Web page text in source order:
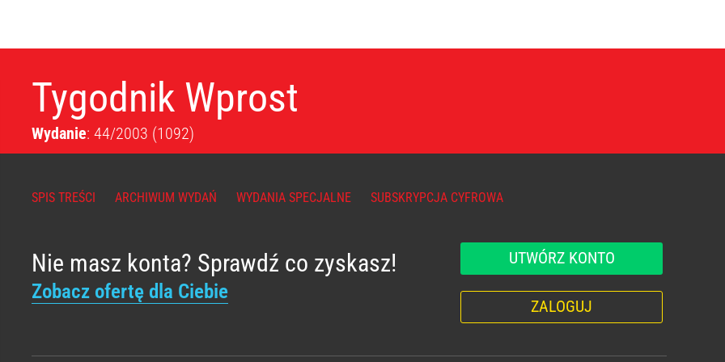
Tygodnik Wprost
Wydanie: 44/2003 (1092)
SPIS TREŚCI ARCHIWUM WYDAŃ WYDANIA SPECJALNE SUBSKRYPCJA CYFROWA
Nie masz konta? Sprawdź co zyskasz!
Zobacz ofertę dla Ciebie
UTWÓRZ KONTO
ZALOGUJ